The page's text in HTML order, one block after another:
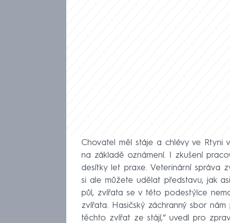
Chovatel měl stáje a chlévy ve Rtyni
na základě oznámení. I zkušení
desítky let praxe. Veterinární správa
si ale můžete udělat představu, jak
půl, zvířata se v této podestýlce
zvířata. Hasičský záchranný sbor
těchto zvířat ze stájí,“ uvedl pro